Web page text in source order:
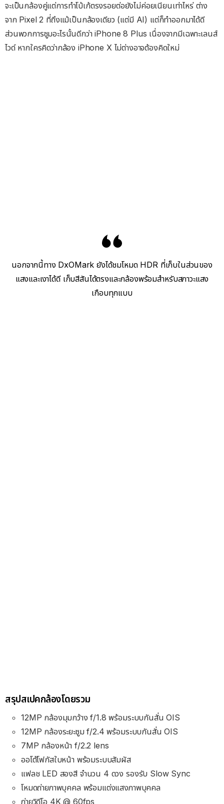
จะเป็นกล้องคู่แต่การทำโบ้เก้ตรงรอยต่อยังไม่ค่อยเนียนเท่าไหร่ ต่าง
จาก Pixel 2 ที่ถึงแม้เป็นกล้องเดียว (แต่มี AI) แต่ก็ทำออกมาได้ดี
ส่วนพวกการซูมอะไรนั้นดีกว่า iPhone 8 Plus เนื่องจากมีเฉพาะเลนส์
ไวด์ หากใครคิดว่ากล้อง iPhone X ไม่ต่างอาจต้องคิดใหม่
นอกจากนี้ทาง DxOMark ยังได้ชมโหมด HDR ที่เก็บในส่วนของ
แสงและเงาได้ดี เก็บสีสันได้ตรงและกล้องพร้อมสำหรับสภาวะแสง
เกือบทุกแบบ
สรุปสเปคกล้องโดยรวม
12MP กล้องมุมกว้าง f/1.8 พร้อมระบบกันสั่น OIS
12MP กล้องระยะซูม f/2.4 พร้อมระบบกันสั่น OIS
7MP กล้องหน้า f/2.2 lens
ออโต้โฟกัสใบหน้า พร้อมระบบสัมผัส
แฟลช LED สองสี จำนวน 4 ดวง รองรับ Slow Sync
โหมดถ่ายภาพบุคคล พร้อมแต่งแสงภาพบุคคล
ถ่ายวิดีโอ 4K @ 60fps